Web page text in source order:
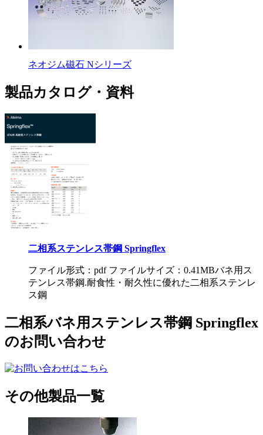
ネオジム磁石 Nシリーズ
製品カタログ・資料
二相系ステンレス帯鋼 Springflex
ファイル形式：pdf ファイルサイズ：0.41MBバネ用ス
テンレス帯鋼.耐食性・耐久性に優れた二相系ステンレ
ス鋼
二相系バネ用ステンレス帯鋼 Springflex
のお問い合わせ
その他製品一覧